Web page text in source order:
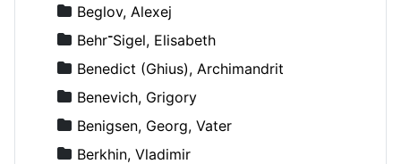
Beglov, Alexej
Behr־Sigel, Elisabeth
Benedict (Ghius), Archimandrit
Benevich, Grigory
Benigsen, Georg, Vater
Berkhin, Vladimir